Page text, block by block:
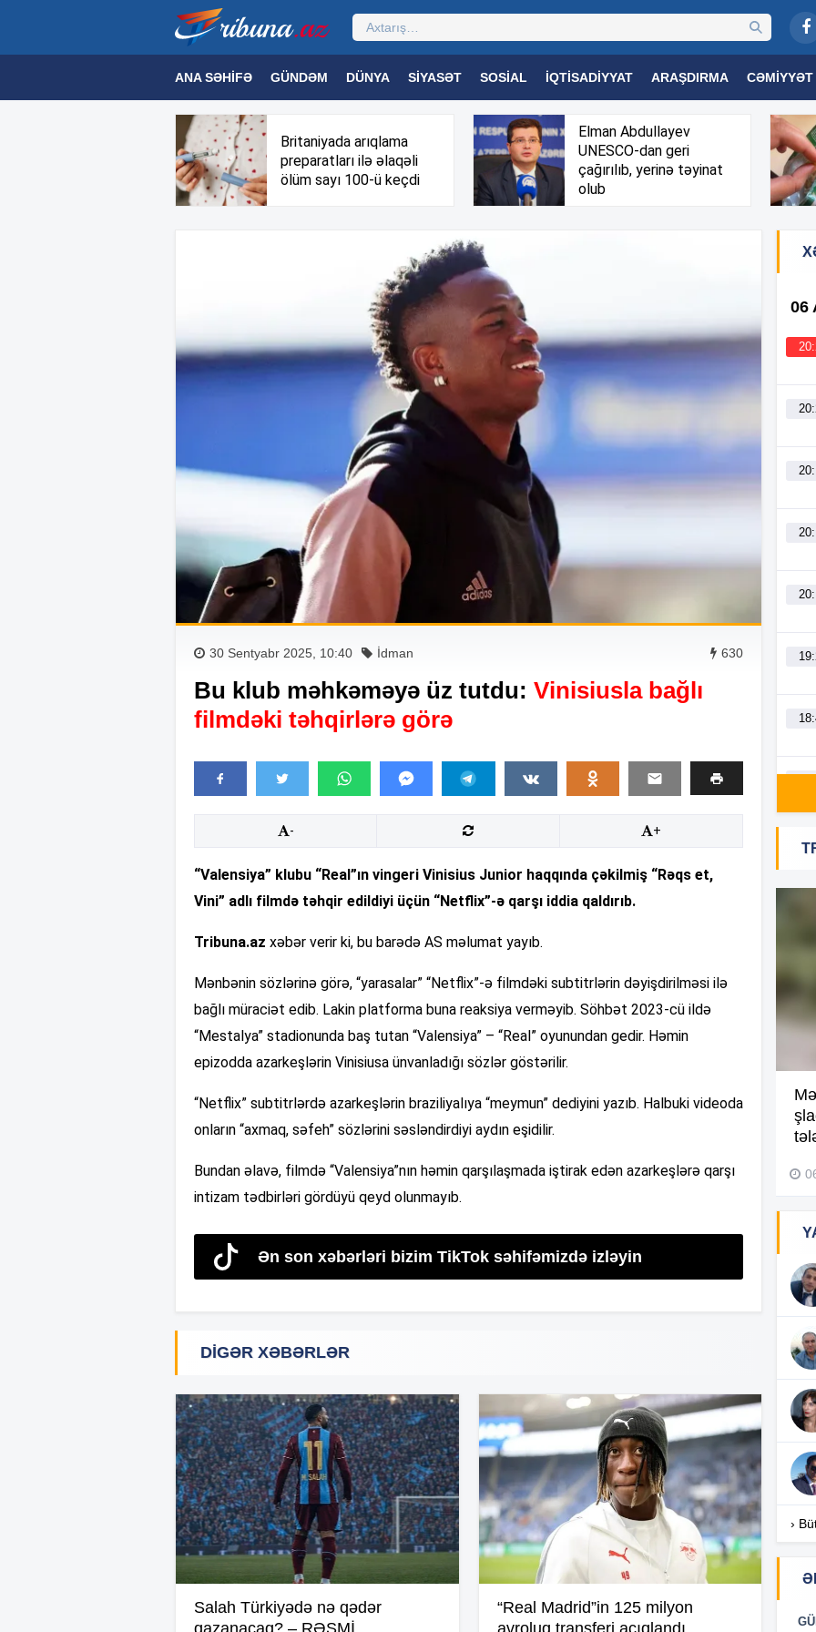
ANA SƏHIFƏ GÜNDƏM DÜNYA SIYASƏT SOSIAL İQTISADIYYAT ARAŞDIRMA CƏMIYYƏT
MƏDƏNIYYƏT TƏHSIL SAĞLAMLIQ MARAQLI TRIBUNA TV
Britaniyada arıqlama
preparatları ilə əlaqəli
ölüm sayı 100-ü keçdi
Elman Abdullayev
UNESCO-dan geri
çağırılıb, yerinə təyinat
olub
30 Sentyabr 2025, 10:40 İdman 630
Bu klub məhkəməyə üz tutdu: Vinisiusla bağlı
filmdəki təhqirlərə görə
- +
“Valensiya” klubu “Real”ın vingeri Vinisius Junior haqqında çəkilmiş “Rəqs et,
Vini” adlı filmdə təhqir edildiyi üçün “Netflix”-ə qarşı iddia qaldırıb.
Tribuna.az xəbər verir ki, bu barədə AS məlumat yayıb.
Mənbənin sözlərinə görə, “yarasalar” “Netflix”-ə filmdəki subtitrlərin dəyişdirilməsi ilə
bağlı müraciət edib. Lakin platforma buna reaksiya verməyib. Söhbət 2023-cü ildə
“Mestalya” stadionunda baş tutan “Valensiya” – “Real” oyunundan gedir. Həmin
epizodda azarkeşlərin Vinisiusa ünvanladığı sözlər göstərilir.
“Netflix” subtitrlərdə azarkeşlərin braziliyalıya “meymun” dediyini yazıb. Halbuki videoda
onların “axmaq, səfeh” sözlərini səsləndirdiyi aydın eşidilir.
Bundan əlavə, filmdə “Valensiya”nın həmin qarşılaşmada iştirak edən azarkeşlərə qarşı
intizam tədbirləri gördüyü qeyd olunmayıb.
Ən son xəbərləri bizim TikTok səhifəmizdə izləyin
DIGƏR XƏBƏRLƏR
Salah Türkiyədə nə qədər
qazanacaq? – RƏSMİ
“Real Madrid”in 125 milyon
avroluq transferi açıqlandı
06
Kompleksdə faciə: 2 yaşlı
uşaq hovuzda boğuldu –
Video
29 İyul 2026, 16:21
›